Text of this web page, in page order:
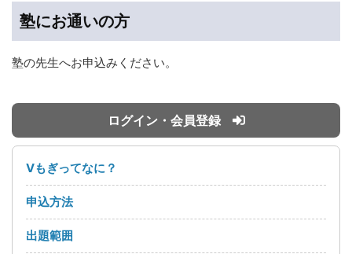
塾にお通いの方
塾の先生へお申込みください。
ログイン・会員登録
Vもぎってなに？
申込方法
出題範囲